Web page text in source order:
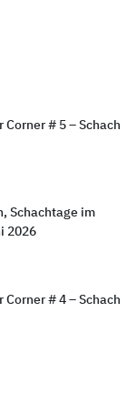
Corner # 5 – Schach
Schachtage im
2026
Corner # 4 – Schach